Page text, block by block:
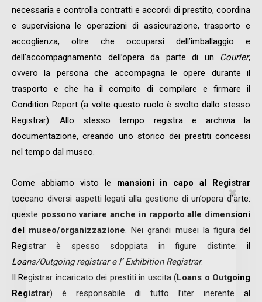
necessaria e controlla contratti e accordi di prestito, coordina
e supervisiona le operazioni di assicurazione, trasporto e
accoglienza, oltre che occuparsi dell’imballaggio e
dell’accompagnamento dell’opera da parte di un Courier,
ovvero la persona che accompagna le opere durante il
trasporto e che ha il compito di compilare e firmare il
Condition Report (a volte questo ruolo è svolto dallo stesso
Registrar). Allo stesso tempo registra e archivia la
documentazione, creando uno storico dei prestiti concessi
nel tempo dal museo.
Come abbiamo visto le mansioni in capo al Registrar
toccano diversi aspetti legati alla gestione di un’opera d’arte:
queste possono variare anche in rapporto alle dimensioni
del museo/organizzazione . Nei grandi musei la figura del
Registrar è spesso sdoppiata in figure distinte: il
Loans/Outgoing registrar e l’ Exhibition Registrar.
Il Registrar incaricato dei prestiti in uscita (Loans o Outgoing
Registrar) è responsabile di tutto l’iter inerente al